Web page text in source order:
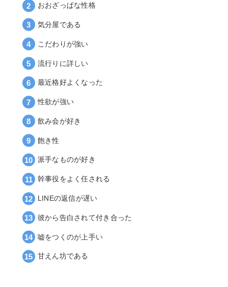
おおざっぱな性格
気分屋である
こだわりが強い
流行りに詳しい
最近格好よくなった
性欲が強い
飲み会が好き
飽き性
派手なものが好き
幹事役をよく任される
LINEの返信が遅い
彼から告白されて付き合った
嘘をつくのが上手い
甘えん坊である